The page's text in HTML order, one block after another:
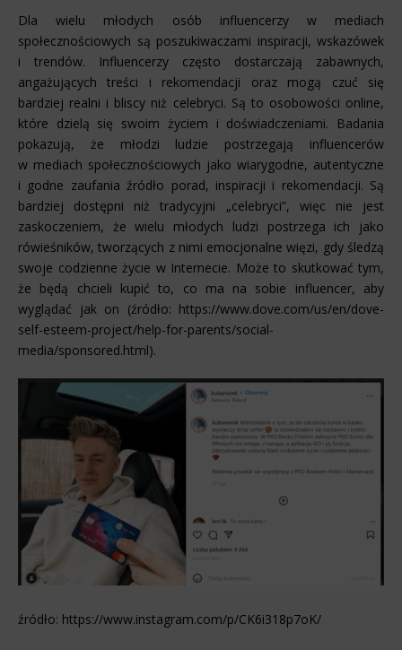
Dla wielu młodych osób influencerzy w mediach
społecznościowych są poszukiwaczami inspiracji, wskazówek
i trendów. Influencerzy często dostarczają zabawnych,
angażujących treści i rekomendacji oraz mogą czuć się
bardziej realni i bliscy niż celebryci. Są to osobowości online,
które dzielą się swoim życiem i doświadczeniami. Badania
pokazują, że młodzi ludzie postrzegają influencerów
w mediach społecznościowych jako wiarygodne, autentyczne
i godne zaufania źródło porad, inspiracji i rekomendacji. Są
bardziej dostępni niż tradycyjni „celebryci”, więc nie jest
zaskoczeniem, że wielu młodych ludzi postrzega ich jako
rówieśników, tworzących z nimi emocjonalne więzi, gdy śledzą
swoje codzienne życie w Internecie. Może to skutkować tym,
że będą chcieli kupić to, co ma na sobie influencer, aby
wyglądać jak on (źródło: https://www.dove.com/us/en/dove-
self-esteem-project/help-for-parents/social-
media/sponsored.html).
źródło: https://www.instagram.com/p/CK6i318p7oK/